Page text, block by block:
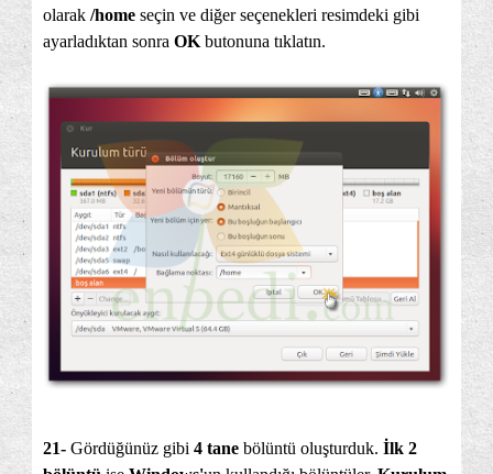
olarak /home seçin ve diğer seçenekleri resimdeki gibi
ayarladıktan sonra OK butonuna tıklatın.
21- Gördüğünüz gibi 4 tane bölüntü oluşturduk. İlk 2